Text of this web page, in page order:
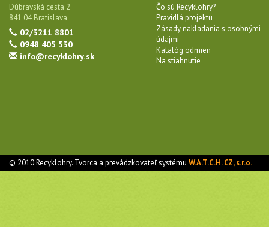
Dúbravská cesta 2
841 04 Bratislava
02/3211 8801
0948 405 530
info@recyklohry.sk
Čo sú Recyklohry?
Pravidlá projektu
Zásady nakladania s osobnými
údajmi
Katalóg odmien
Na stiahnutie
© 2010 Recyklohry. Tvorca a prevádzkovateľ systémuW.A.T.C.H. CZ, s.r.o.